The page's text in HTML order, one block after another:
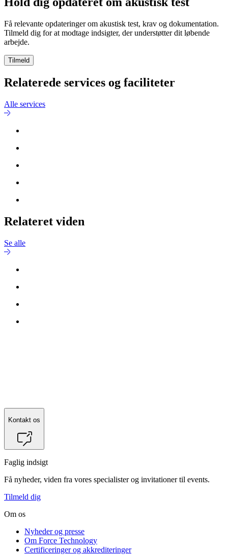
Få relevante opdateringer om akustisk test, krav og dokumentation.
Tilmeld dig for at modtage indsigter, der understøtter dit løbende
arbejde.
Tilmeld
Relaterede services og faciliteter
Alle services
Relateret viden
Se alle
Kontakt os
Faglig indsigt
Få nyheder, viden fra vores specialister og invitationer til events.
Tilmeld dig
Om os
Nyheder og presse
Om Force Technology
Certificeringer og akkrediteringer